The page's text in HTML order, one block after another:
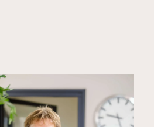
cookies
gebruik van cookies en
tracking-technologieën om